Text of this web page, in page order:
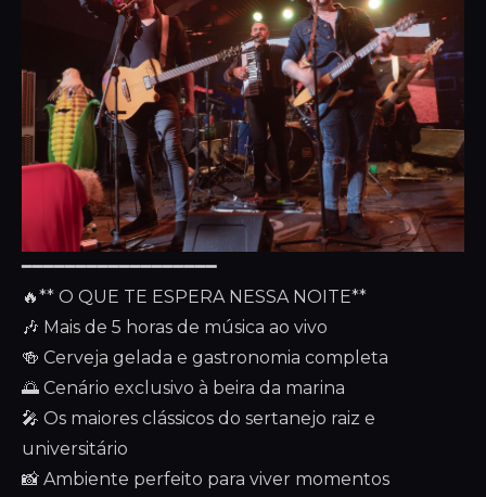
━━━━━━━━━━━━━━━━━━
🔥** O QUE TE ESPERA NESSA NOITE**
🎶 Mais de 5 horas de música ao vivo
🍻 Cerveja gelada e gastronomia completa
🌅 Cenário exclusivo à beira da marina
🎤 Os maiores clássicos do sertanejo raiz e
universitário
📸 Ambiente perfeito para viver momentos